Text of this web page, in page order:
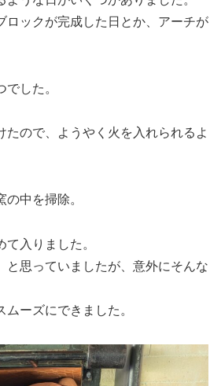
ロックが完成した日とか、アーチが
した。
たので、ようやく火を入れられるよ
の中を掃除。
入りました。
と思っていましたが、意外にそんな
ーズにできました。